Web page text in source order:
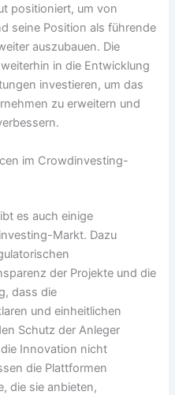
positioniert, um von
seine Position als führende
auszubauen. Die
in die Entwicklung
investieren, um das
zu erweitern und
im Crowdinvesting-
es auch einige
Markt. Dazu
der Projekte und die
dass die
und einheitlichen
Schutz der Anleger
Innovation nicht
die Plattformen
die sie anbieten,